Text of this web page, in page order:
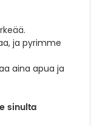
ja pyrimme
aina apua ja
sinulta